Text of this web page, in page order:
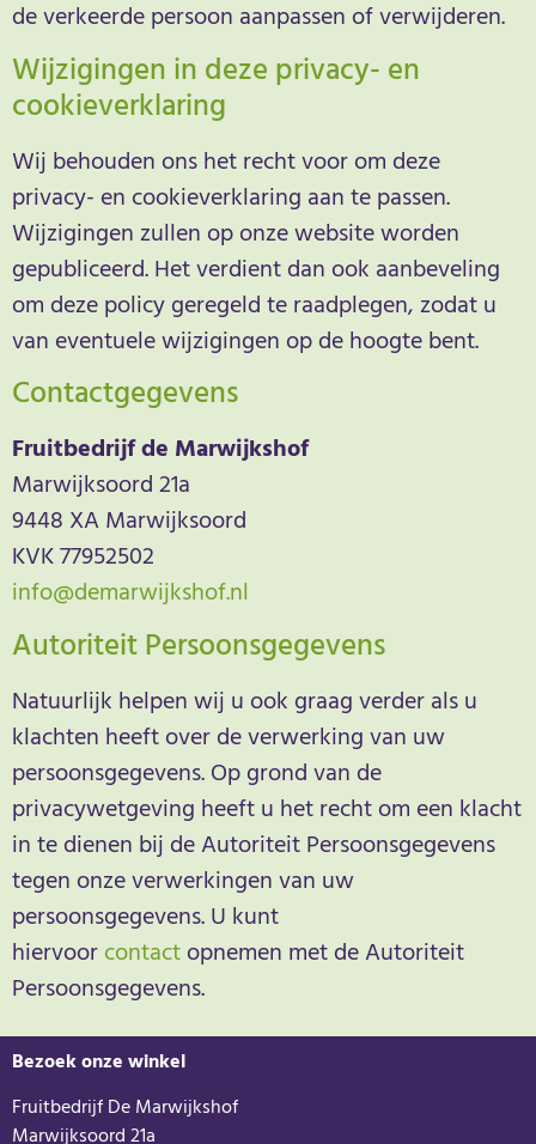
de verkeerde persoon aanpassen of verwijderen.
Wijzigingen in deze privacy- en
cookieverklaring
Wij behouden ons het recht voor om deze
privacy- en cookieverklaring aan te passen.
Wijzigingen zullen op onze website worden
gepubliceerd. Het verdient dan ook aanbeveling
om deze policy geregeld te raadplegen, zodat u
van eventuele wijzigingen op de hoogte bent.
Contactgegevens
Fruitbedrijf de Marwijkshof
Marwijksoord 21a
9448 XA Marwijksoord
KVK 77952502
info@demarwijkshof.nl
Autoriteit Persoonsgegevens
Natuurlijk helpen wij u ook graag verder als u
klachten heeft over de verwerking van uw
persoonsgegevens. Op grond van de
privacywetgeving heeft u het recht om een klacht
in te dienen bij de Autoriteit Persoonsgegevens
tegen onze verwerkingen van uw
persoonsgegevens. U kunt
hiervoorcontactopnemen met de Autoriteit
Persoonsgegevens.
Bezoek onze winkel
Fruitbedrijf De Marwijkshof
Marwijksoord 21a